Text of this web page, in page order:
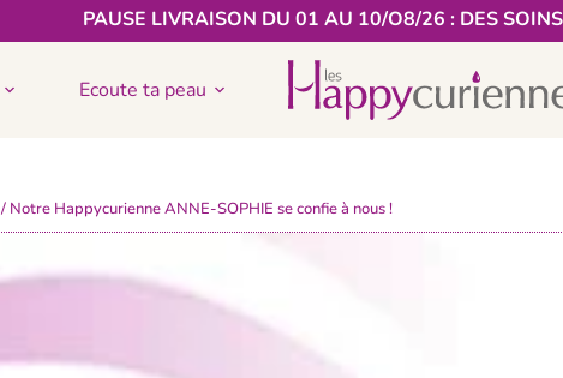
PAUSE LIVRAISON DU 01 AU 10/O8/26 : DES
Ecoute ta peau
/ Notre Happycurienne ANNE-SOPHIE se confie à nous !